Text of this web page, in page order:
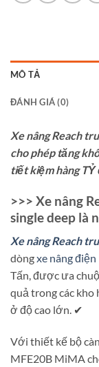
MÔ TẢ
ĐÁNH GIÁ (0)
Xe nâng Reach
cho phép tăng
tiết kiệm hàng
>>> Xe nâng
single deep là
Xe nâng Reach
dòngxe nâng điện
Tấn, được ưa
quả trong các kho
ở độ cao lớn. ✔
Với thiết kế bộ
MFE20B MiMA